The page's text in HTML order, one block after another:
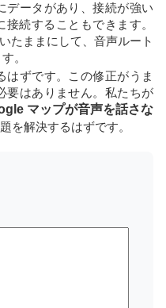
データがあり、接続が強い
続することもできます。
たままにして、音声ルート
。
はずです。この修正がうま
要はありません。私たちが
マップが音声を話さな
を解決するはずです。